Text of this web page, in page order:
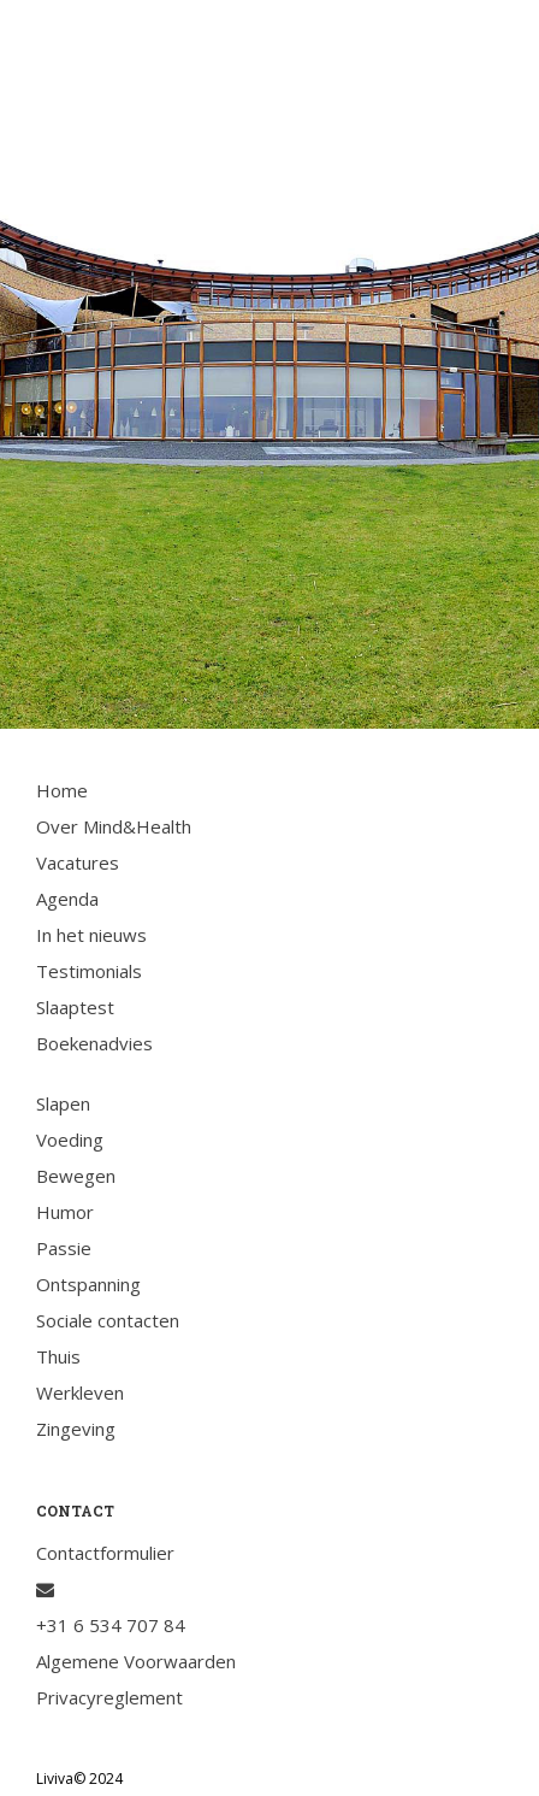
Home
Over Mind&Health
Vacatures
Agenda
In het nieuws
Testimonials
Slaaptest
Boekenadvies
Slapen
Voeding
Bewegen
Humor
Passie
Ontspanning
Sociale contacten
Thuis
Werkleven
Zingeving
CONTACT
Contactformulier
+31 6 534 707 84
Algemene Voorwaarden
Privacyreglement
Liviva© 2024